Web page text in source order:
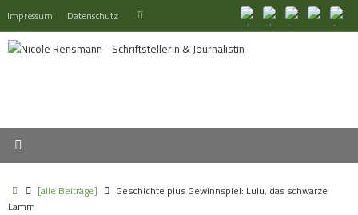
Inhalt
springen
Impressum Datenschutz Suchen
Start[alle Beiträge]
Geschichte plus Gewinnspiel: Lulu, das schwarze
Lamm